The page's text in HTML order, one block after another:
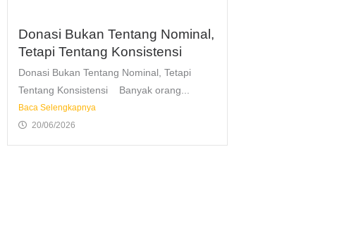
Donasi Bukan Tentang Nominal,
Tetapi Tentang Konsistensi
Donasi Bukan Tentang Nominal, Tetapi
Tentang Konsistensi Banyak orang...
Baca Selengkapnya
20/06/2026